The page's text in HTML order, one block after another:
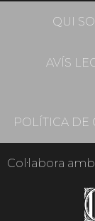
QUI
AVÍS
POLÍTICA DE
Col·labora